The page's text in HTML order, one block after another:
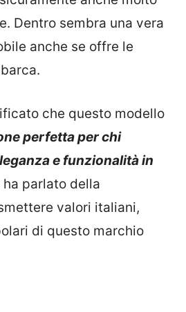
Dentro sembra una vera
anche se offre le
che questo modello
perfetta per chi
e funzionalità in
ha parlato della
valori italiani,
di questo marchio